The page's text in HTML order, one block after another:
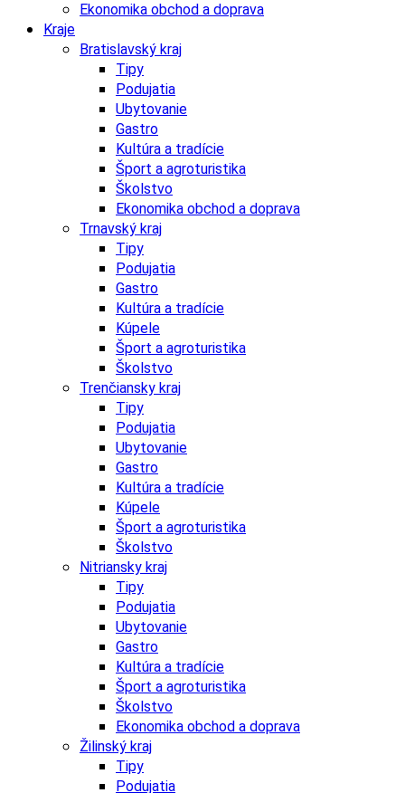
Ekonomika obchod a doprava
Kraje
Bratislavský kraj
Tipy
Podujatia
Ubytovanie
Gastro
Kultúra a tradície
Šport a agroturistika
Školstvo
Ekonomika obchod a doprava
Trnavský kraj
Tipy
Podujatia
Gastro
Kultúra a tradície
Kúpele
Šport a agroturistika
Školstvo
Trenčiansky kraj
Tipy
Podujatia
Ubytovanie
Gastro
Kultúra a tradície
Kúpele
Šport a agroturistika
Školstvo
Nitriansky kraj
Tipy
Podujatia
Ubytovanie
Gastro
Kultúra a tradície
Šport a agroturistika
Školstvo
Ekonomika obchod a doprava
Žilinský kraj
Tipy
Podujatia